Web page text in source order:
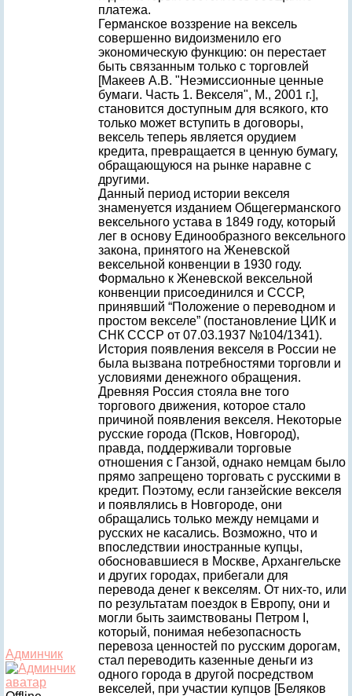
Админчик
платежа.
Германское воззрение на вексель
совершенно видоизменило его
экономическую функцию: он перестает
быть связанным только с торговлей
[Макеев А.В. "Неэмиссионные ценные
бумаги. Часть 1. Векселя", М., 2001 г.],
становится доступным для всякого, кто
только может вступить в договоры,
вексель теперь является орудием
кредита, превращается в ценную бумагу,
обращающуюся на рынке наравне с
другими.
Данный период истории векселя
знаменуется изданием Общегерманского
вексельного устава в 1849 году, который
лег в основу Единообразного вексельного
закона, принятого на Женевской
вексельной конвенции в 1930 году.
Формально к Женевской вексельной
конвенции присоединился и СССР,
принявший “Положение о переводном и
простом векселе” (постановление ЦИК и
СНК СССР от 07.03.1937 №104/1341).
История появления векселя в России не
была вызвана потребностями торговли и
условиями денежного обращения.
Древняя Россия стояла вне того
торгового движения, которое стало
причиной появления векселя. Некоторые
русские города (Псков, Новгород),
правда, поддерживали торговые
отношения с Ганзой, однако немцам было
прямо запрещено торговать с русскими в
кредит. Поэтому, если ганзейские векселя
и появлялись в Новгороде, они
обращались только между немцами и
русских не касались. Возможно, что и
впоследствии иностранные купцы,
обосновавшиеся в Москве, Архангельске
и других городах, прибегали для
перевода денег к векселям. От них-то, или
по результатам поездок в Европу, они и
могли быть заимствованы Петром I,
который, понимая небезопасность
перевоза ценностей по русским дорогам,
стал переводить казенные деньги из
одного города в другой посредством
векселей, при участии купцов [Беляков